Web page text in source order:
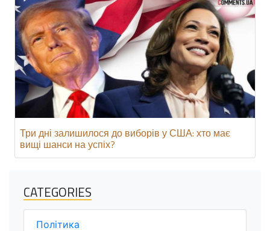
Три дні залишилося до виборів у США: хто має
вищі шанси на успіх?
CATEGORIES
Політика